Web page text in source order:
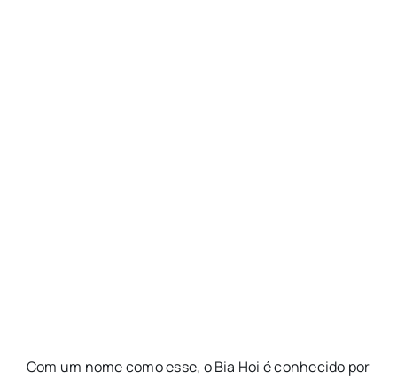
Com um nome como esse, o Bia Hoi é conhecido por